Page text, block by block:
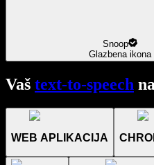
Snoop
Glazbena ikona
Vaš text-to-speech
WEB APLIKACIJA